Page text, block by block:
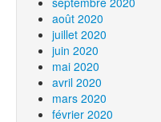
août 2020
juillet 2020
juin 2020
mai 2020
avril 2020
mars 2020
février 2020